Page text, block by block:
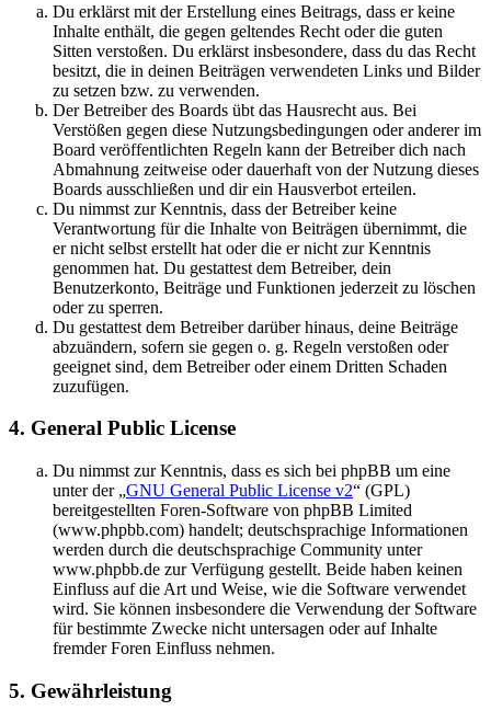
Du erklärst mit der Erstellung eines Beitrags, dass er keine
Inhalte enthält, die gegen geltendes Recht oder die guten
Sitten verstoßen. Du erklärst insbesondere, dass du das Recht
besitzt, die in deinen Beiträgen verwendeten Links und Bilder
zu setzen bzw. zu verwenden.
Der Betreiber des Boards übt das Hausrecht aus. Bei
Verstößen gegen diese Nutzungsbedingungen oder anderer im
Board veröffentlichten Regeln kann der Betreiber dich nach
Abmahnung zeitweise oder dauerhaft von der Nutzung dieses
Boards ausschließen und dir ein Hausverbot erteilen.
Du nimmst zur Kenntnis, dass der Betreiber keine
Verantwortung für die Inhalte von Beiträgen übernimmt, die
er nicht selbst erstellt hat oder die er nicht zur Kenntnis
genommen hat. Du gestattest dem Betreiber, dein
Benutzerkonto, Beiträge und Funktionen jederzeit zu löschen
oder zu sperren.
Du gestattest dem Betreiber darüber hinaus, deine Beiträge
abzuändern, sofern sie gegen o. g. Regeln verstoßen oder
geeignet sind, dem Betreiber oder einem Dritten Schaden
zuzufügen.
4. General Public License
Du nimmst zur Kenntnis, dass es sich bei phpBB um eine
unter der „GNU General Public License v2“ (GPL)
bereitgestellten Foren-Software von phpBB Limited
(www.phpbb.com) handelt; deutschsprachige Informationen
werden durch die deutschsprachige Community unter
www.phpbb.de zur Verfügung gestellt. Beide haben keinen
Einfluss auf die Art und Weise, wie die Software verwendet
wird. Sie können insbesondere die Verwendung der Software
für bestimmte Zwecke nicht untersagen oder auf Inhalte
fremder Foren Einfluss nehmen.
5. Gewährleistung